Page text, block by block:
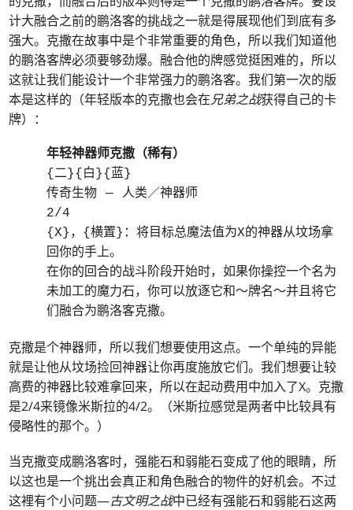
计大融合之前的鹏洛客的挑战之一就是得展现他们到底有多
强大。克撒在故事中是个非常重要的角色，所以我们知道他
的鹏洛客牌必须要够劲爆。融合他的牌感觉挺困难的，所以
这就让我们能设计一个非常强力的鹏洛客。我们第一次的版
本是这样的（年轻版本的克撒也会在兄弟之战获得自己的卡
牌）：
年轻神器师克撒（稀有）
{二}{白}{蓝}
传奇生物 — 人类／神器师
2/4
{X}，{横置}：将目标总魔法值为X的神器从坟场拿
回你的手上。
在你的回合的战斗阶段开始时，如果你操控一个名为
未加工的魔力石，你可以放逐它和～牌名～并且将它
们融合为鹏洛客克撒。
克撒是个神器师，所以我们想要使用这点。一个单纯的异能
就是让他从坟场捡回神器让你再度施放它们。我们想要让较
高费的神器比较难拿回来，所以在起动费用中加入了X。克撒
是2/4来镜像米斯拉的4/2。（米斯拉感觉是两者中比较具有
侵略性的那个。）
当克撒变成鹏洛客时，强能石和弱能石变成了他的眼睛，所
以这也是一个挑出会真正和角色融合的物件的好机会。不过
这裡有个小问题—古文明之战中已经有强能石和弱能石这两